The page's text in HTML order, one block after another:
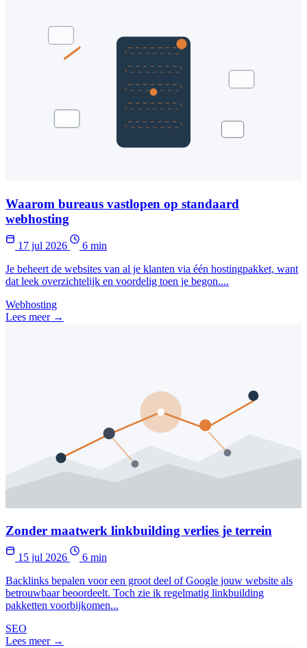
Waarom bureaus vastlopen op standaard
webhosting
17 jul 2026
6 min
Je beheert de websites van al je klanten via één hostingpakket, want
dat leek overzichtelijk en voordelig toen je begon....
Webhosting
Lees meer →
Zonder maatwerk linkbuilding verlies je terrein
15 jul 2026
6 min
Backlinks bepalen voor een groot deel of Google jouw website als
betrouwbaar beoordeelt. Toch zie ik regelmatig linkbuilding
pakketten voorbijkomen...
SEO
Lees meer →